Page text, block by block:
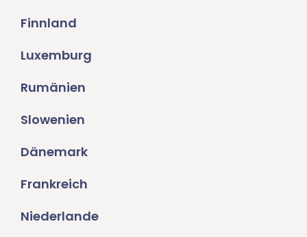
Finnland
Luxemburg
Rumänien
Slowenien
Dänemark
Frankreich
Niederlande